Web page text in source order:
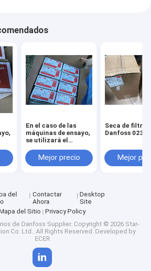
En el caso de las
máquinas de ensayo,
se utilizará el
las máquinas de
ensayo.
Mejor precio
Seca de filtros
Danfoss
Mejor
del
Contactar
Ahora
Desktop
Site
del Sitio
Privacy Policy
de Danfoss Supplier. Copyright © 2026 Star-
Co. Ltd.. All Rights Reserved. Developed by
ECER